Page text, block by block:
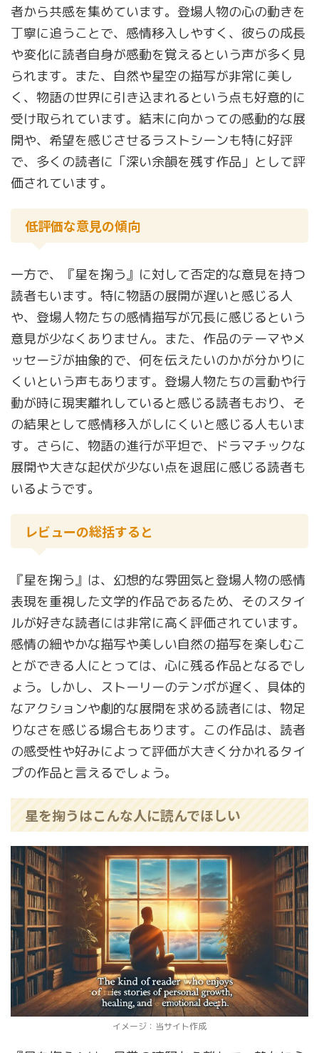
者から共感を集めています。登場人物の心の動きを
丁寧に追うことで、感情移入しやすく、彼らの成長
や変化に読者自身が感動を覚えるという声が多く見
られます。また、自然や星空の描写が非常に美し
く、物語の世界に引き込まれるという点も好意的に
受け取られています。結末に向かっての感動的な展
開や、希望を感じさせるラストシーンも特に好評
で、多くの読者に「深い余韻を残す作品」として評
価されています。
低評価な意見の傾向
一方で、『星を掬う』に対して否定的な意見を持つ
読者もいます。特に物語の展開が遅いと感じる人
や、登場人物たちの感情描写が冗長に感じるという
意見が少なくありません。また、作品のテーマやメ
ッセージが抽象的で、何を伝えたいのかが分かりに
くいという声もあります。登場人物たちの言動や行
動が時に現実離れしていると感じる読者もおり、そ
の結果として感情移入がしにくいと感じる人もいま
す。さらに、物語の進行が平坦で、ドラマチックな
展開や大きな起伏が少ない点を退屈に感じる読者も
いるようです。
レビューの総括すると
『星を掬う』は、幻想的な雰囲気と登場人物の感情
表現を重視した文学的作品であるため、そのスタイ
ルが好きな読者には非常に高く評価されています。
感情の細やかな描写や美しい自然の描写を楽しむこ
とができる人にとっては、心に残る作品となるでし
ょう。しかし、ストーリーのテンポが遅く、具体的
なアクションや劇的な展開を求める読者には、物足
りなさを感じる場合もあります。この作品は、読者
の感受性や好みによって評価が大きく分かれるタイ
プの作品と言えるでしょう。
星を掬うはこんな人に読んでほしい
イメージ：当サイト作成